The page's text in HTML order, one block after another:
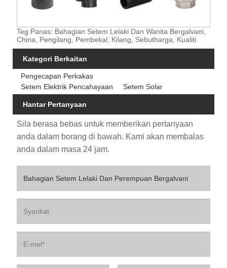
Teg Panas: Bahagian Setem Lelaki Dan Wanita Bergalvani,
China, Pengilang, Pembekal, Kilang, Sebutharga, Kualiti
Kategori Berkaitan
Pengecapan Perkakas
Setem Elektrik Pencahayaan
Setem Solar
Hantar Pertanyaan
Sila berasa bebas untuk memberikan pertanyaan
anda dalam borang di bawah. Kami akan membalas
anda dalam masa 24 jam.